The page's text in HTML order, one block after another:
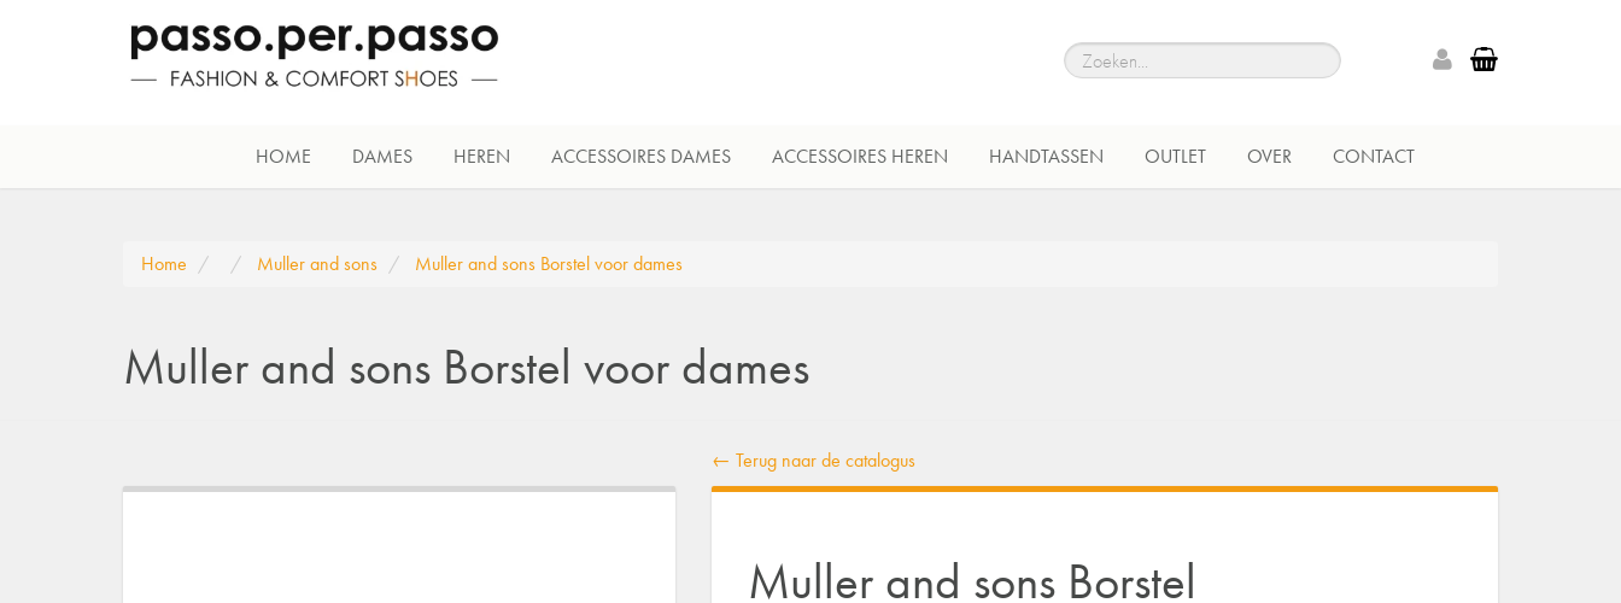
HOME DAMES HEREN ACCESSOIRES DAMES ACCESSOIRES HEREN HANDTASSEN OUTLET OVER CONTACT
Home Muller and sons Muller and sons Borstel voor dames
Muller and sons Borstel voor dames
← Terug naar de catalogus
Muller and sons Borstel